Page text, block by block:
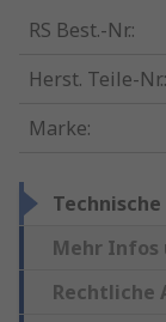
RS Best.-Nr.:
Herst. Teile-Nr.:
Marke:
Mehr Infos
Rechtliche